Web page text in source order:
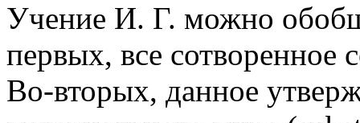
Учение И. Г. можно
первых, все сотворенное
Во-вторых, данное